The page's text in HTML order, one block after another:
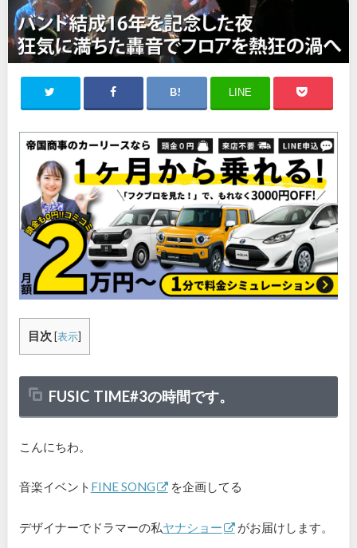
LINE
目次 [表示]
FUSIC TIME#3の時間です。
こんにちわ。
音楽イベント FINE SONG を企画してる
デザイナーでドラマーの私ヤナショー がお届けします。